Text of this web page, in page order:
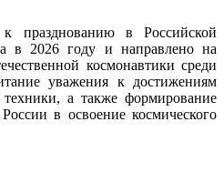
празднованию в Российской
в 2026 году и направлено на
космонавтики среди
уважения к достижениям
а также формирование
в освоение космического